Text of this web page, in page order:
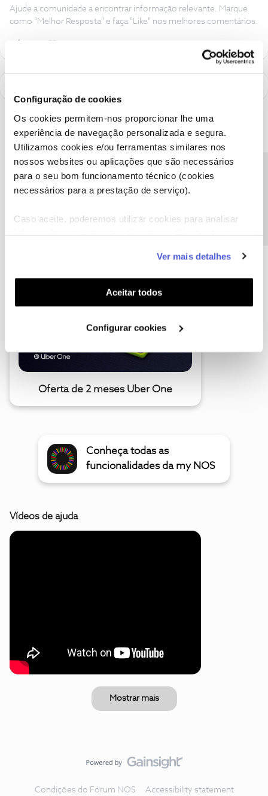
Configuração de cookies
Os cookies permitem-nos proporcionar lhe uma
experiência de navegação personalizada e segura.
Utilizamos cookies e/ou ferramentas similares nos
nossos websites ou aplicações que são necessários
para o seu bom funcionamento técnico (cookies
necessários para a prestação de serviço).
Caso aceite, poderemos utilizar cookies para analisar
funcionalidades (cookies de personalização e
funcionalidade) e adaptar anúncios aos seus interesses
(cookies de publicidade personalizada). Pode gerir a
utilização dos cookies clicando em "Configurar
Ver mais detalhes
Aceitar todos
Configurar cookies
Ajude a comunidade a encontrar informação relevante. Marque
como "Melhor Resposta" e faça "Like" nos melhores comentários.
Oferta de 2 meses Uber One
Conheça todas as
funcionalidades da my NOS
Vídeos de ajuda
Mostrar mais
Condições do Fórum NOS Accessibility statement